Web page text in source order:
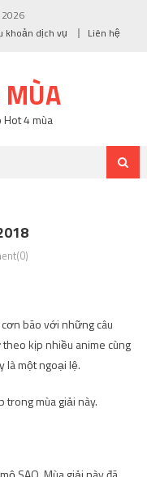
2026
khoản dịch vụ Liên hệ
4 mùa
bão với những câu
kịp nhiều anime cùng
là một ngoại lệ.
trong mùa giải này.